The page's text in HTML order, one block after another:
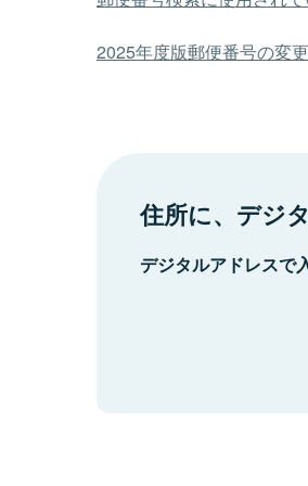
2025年度版郵便番号の変
住所に、デジ
デジタルアドレスで